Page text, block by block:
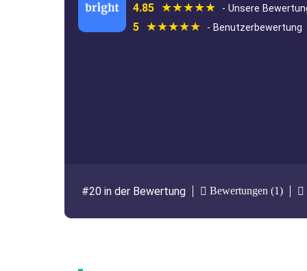
4.85 - Unsere
5 - Benutzerbewertung
#20 in der Bewertung Bewertungen (1)